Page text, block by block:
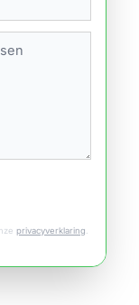
privacyverklaring